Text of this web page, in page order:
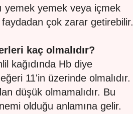
yemek yemek veya içmek
çok zarar getirebilir.
kaç olmalıdır?
kağıdında Hb diye
11'in üzerinde olmalıdır.
düşük olmamalıdır. Bu
olduğu anlamına gelir.